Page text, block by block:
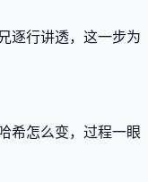
逐行讲透，这一步为
希怎么变，过程一眼